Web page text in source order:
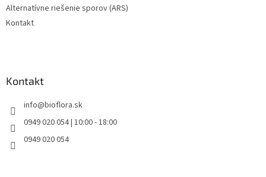
Alternatívne riešenie sporov (ARS)
Kontakt
Kontakt
info@bioflora.sk
0949 020 054 | 10:00 - 18:00
0949 020 054